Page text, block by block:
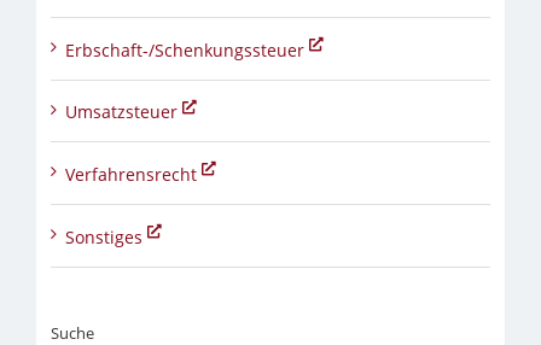
Erbschaft-/Schenkungssteuer
Umsatzsteuer
Verfahrensrecht
Sonstiges
Suche